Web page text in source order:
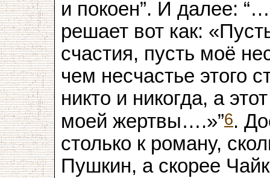
и покоен”. И далее:
решает вот как:
счастия, пусть моё
чем несчастье этого
никто и никогда, а
моей жертвы….»”6.
столько к роману,
Пушкин, а скорее